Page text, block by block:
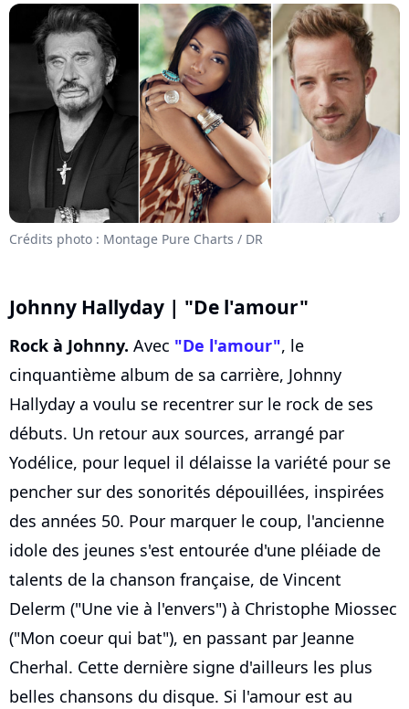
Crédits photo : Montage Pure Charts / DR
Johnny Hallyday | "De l'amour"
Rock à Johnny. Avec "De l'amour", le
cinquantième album de sa carrière, Johnny
Hallyday a voulu se recentrer sur le rock de ses
débuts. Un retour aux sources, arrangé par
Yodélice, pour lequel il délaisse la variété pour se
pencher sur des sonorités dépouillées, inspirées
des années 50. Pour marquer le coup, l'ancienne
idole des jeunes s'est entourée d'une pléiade de
talents de la chanson française, de Vincent
Delerm ("Une vie à l'envers") à Christophe Miossec
("Mon coeur qui bat"), en passant par Jeanne
Cherhal. Cette dernière signe d'ailleurs les plus
belles chansons du disque. Si l'amour est au